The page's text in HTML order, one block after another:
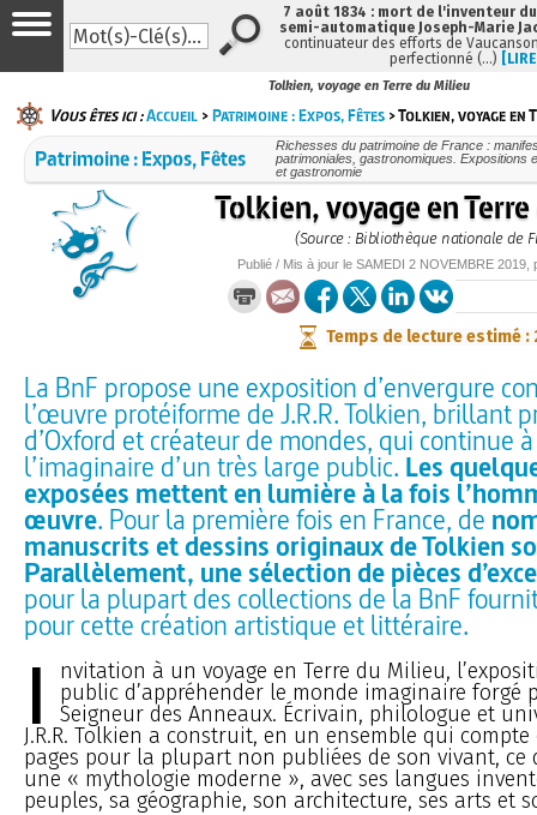
Tolkien, voyage en Terre du Milieu
Vous êtes ici :Accueil >Patrimoine : Expos, Fêtes > Tolkien, voyage
Patrimoine : Expos, Fêtes
Richesses du patrimoine de France :
patrimoniales, gastronomiques. Expositions
et gastronomie
Tolkien, voyage en
(Source : Bibliothèque nationale de
Publié / Mis à jour le SAMEDI 2 NOVEMBRE 2019,
Temps de lecture estimé :
La BnF propose une exposition d’envergure
l’œuvre protéiforme de J.R.R. Tolkien, brillant
d’Oxford et créateur de mondes, qui continue
l’imaginaire d’un très large public. Les
exposées mettent en lumière à la fois
œuvre. Pour la première fois en France, de
manuscrits et dessins originaux de Tolkien
Parallèlement, une sélection de pièces
pour la plupart des collections de la BnF
pour cette création artistique et littéraire.
I
nvitation à un voyage en Terre du Milieu,
public d’appréhender le monde imaginaire forgé
Seigneur des Anneaux. Écrivain, philologue et
J.R.R. Tolkien a construit, en un ensemble qui
pages pour la plupart non publiées de son vivant, ce
une « mythologie moderne », avec ses langues
peuples, sa géographie, son architecture, ses arts et
7 août 1834 : mort de l'inventeur
semi-automatique Joseph-Marie
continuateur des efforts de
perfectionné (…)